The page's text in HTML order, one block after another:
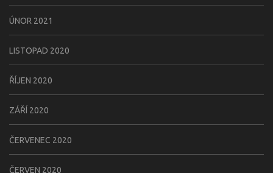
ÚNOR 2021
LISTOPAD 2020
ŘÍJEN 2020
ZÁŘÍ 2020
ČERVENEC 2020
ČERVEN 2020